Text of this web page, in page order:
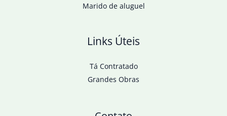
Marido de aluguel
Links Úteis
Tá Contratado
Grandes Obras